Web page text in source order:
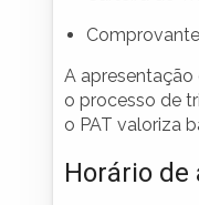
A
o processo de
o PAT valoriza
Horário de